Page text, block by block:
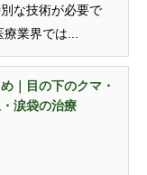
な技術が必要で
療業界では...
｜目の下のクマ・
涙袋の治療